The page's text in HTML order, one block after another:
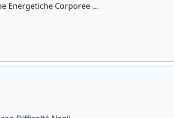
Energetiche Corporee ...